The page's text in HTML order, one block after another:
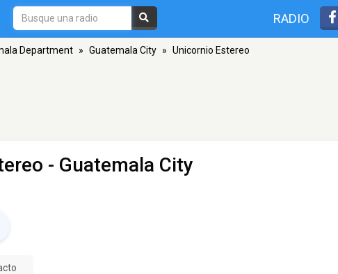
RADIO
Department » Guatemala City » Unicornio Estereo
- Guatemala City